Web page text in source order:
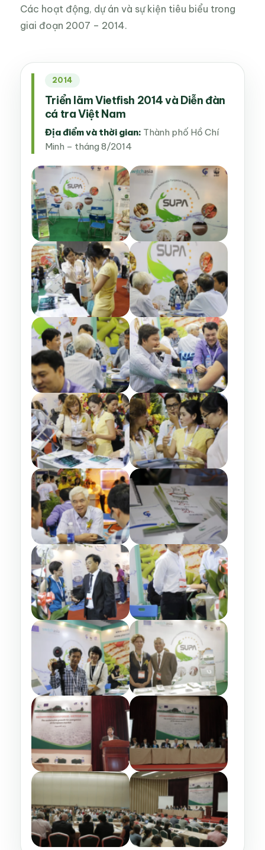
Các hoạt động, dự án và sự kiện tiêu biểu trong
giai đoạn 2007 – 2014.
2014
Triển lãm Vietfish 2014 và Diễn đàn
cá tra Việt Nam
Địa điểm và thời gian: Thành phố Hồ Chí
Minh – tháng 8/2014